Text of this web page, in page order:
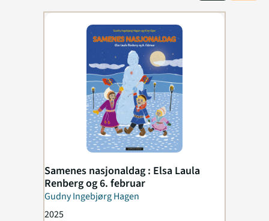
Samenes nasjonaldag : Elsa Laula
Renberg og 6. februar
Gudny Ingebjørg Hagen
2025